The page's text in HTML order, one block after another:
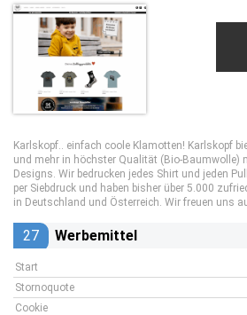
Karlskopf.. einfach coole Klamotten! Karlskopf
und mehr in höchster Qualität (Bio-Baumwolle)
Designs. Wir bedrucken jedes Shirt und jeden
per Siebdruck und haben bisher über 5.000
in Deutschland und Österreich. Wir freuen uns
27 Werbemittel
Start
Stornoquote
Cookie